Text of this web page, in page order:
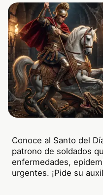
Conoce al Santo del
patrono de soldados
enfermedades,
urgentes. ¡Pide su